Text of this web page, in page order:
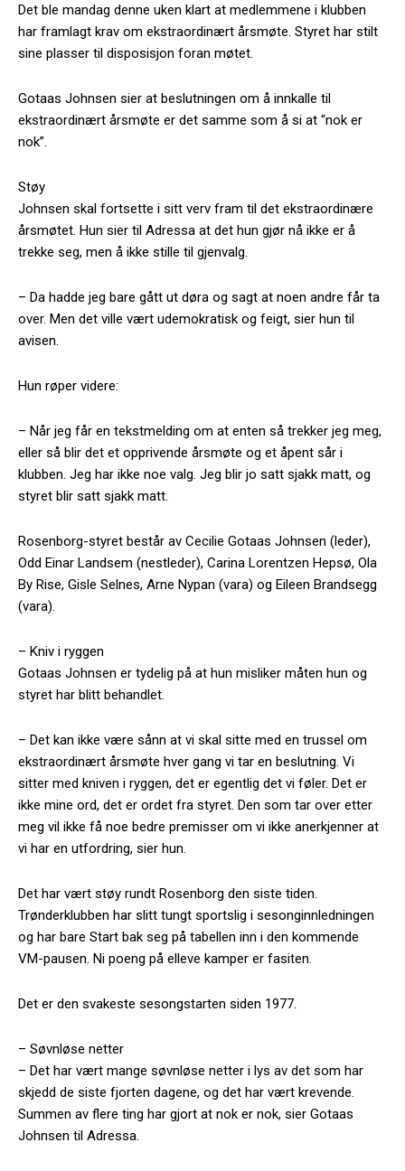
Det ble mandag denne uken klart at medlemmene i klubben
har framlagt krav om ekstraordinært årsmøte. Styret har stilt
sine plasser til disposisjon foran møtet.
Gotaas Johnsen sier at beslutningen om å innkalle til
ekstraordinært årsmøte er det samme som å si at “nok er
nok”.
Støy
Johnsen skal fortsette i sitt verv fram til det ekstraordinære
årsmøtet. Hun sier til Adressa at det hun gjør nå ikke er å
trekke seg, men å ikke stille til gjenvalg.
– Da hadde jeg bare gått ut døra og sagt at noen andre får ta
over. Men det ville vært udemokratisk og feigt, sier hun til
avisen.
Hun røper videre:
– Når jeg får en tekstmelding om at enten så trekker jeg meg,
eller så blir det et opprivende årsmøte og et åpent sår i
klubben. Jeg har ikke noe valg. Jeg blir jo satt sjakk matt, og
styret blir satt sjakk matt.
Rosenborg-styret består av Cecilie Gotaas Johnsen (leder),
Odd Einar Landsem (nestleder), Carina Lorentzen Hepsø, Ola
By Rise, Gisle Selnes, Arne Nypan (vara) og Eileen Brandsegg
(vara).
– Kniv i ryggen
Gotaas Johnsen er tydelig på at hun misliker måten hun og
styret har blitt behandlet.
– Det kan ikke være sånn at vi skal sitte med en trussel om
ekstraordinært årsmøte hver gang vi tar en beslutning. Vi
sitter med kniven i ryggen, det er egentlig det vi føler. Det er
ikke mine ord, det er ordet fra styret. Den som tar over etter
meg vil ikke få noe bedre premisser om vi ikke anerkjenner at
vi har en utfordring, sier hun.
Det har vært støy rundt Rosenborg den siste tiden.
Trønderklubben har slitt tungt sportslig i sesonginnledningen
og har bare Start bak seg på tabellen inn i den kommende
VM-pausen. Ni poeng på elleve kamper er fasiten.
Det er den svakeste sesongstarten siden 1977.
– Søvnløse netter
– Det har vært mange søvnløse netter i lys av det som har
skjedd de siste fjorten dagene, og det har vært krevende.
Summen av flere ting har gjort at nok er nok, sier Gotaas
Johnsen til Adressa.